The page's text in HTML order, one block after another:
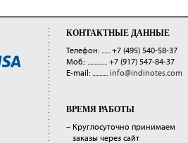
КОНТАКТНЫЕ ДАННЫЕ
Телефон: ...... +7 (495) 540-58-37
Моб.: .............. +7 (917) 547-84-37
E-mail: ........... info@indinotes.com
ВРЕМЯ РАБОТЫ
– Круглосуточно принимаем
заказы через сайт